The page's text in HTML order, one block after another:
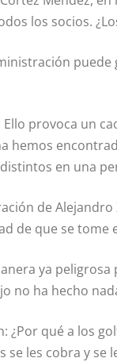
los socios.
provoca un
hemos
en una
de
de que se
ya
no ha hecho
¿Por qué a los
les cobra y se